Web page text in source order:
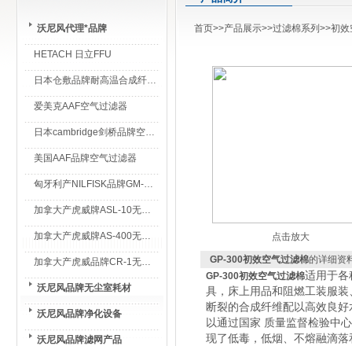
沃尼风代理*品牌
HETACH 日立FFU
日本仓敷品牌耐高温合成纤维过滤棉
爱美克AAF空气过滤器
日本cambridge剑桥品牌空气过滤器
美国AAF品牌空气过滤器
匈牙利产NILFISK品牌GM-80无尘室专用吸尘器
加拿大产虎威牌ASL-10无尘室专用吸尘器
加拿大产虎威牌AS-400无尘室专用吸尘器
加拿大产虎威品牌CR-1无尘室专用吸尘器
沃尼风品牌无尘室耗材
沃尼风品牌净化设备
沃尼风品牌滤网产品
首页>>产品展示>>过滤棉系列 >>初效
点击放大
GP-300初效空气过滤棉的详细资
GP-300初效空气过滤棉适用于各
具，床上用品和阻燃工装服
断裂的合成纤维配以高效良
以通过国家 质量监督检验中
现了低毒，低烟、不熔融滴